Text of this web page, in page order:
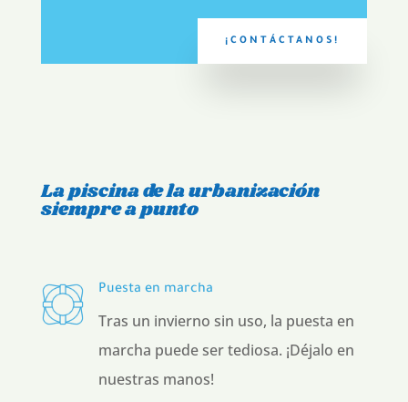
¡CONTÁCTANOS!
La piscina de la urbanización
siempre a punto
Puesta en marcha
Tras un invierno sin uso, la puesta en
marcha puede ser tediosa. ¡Déjalo en
nuestras manos!